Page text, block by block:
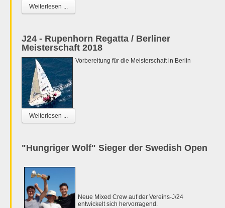
Weiterlesen ...
J24 - Rupenhorn Regatta / Berliner
Meisterschaft 2018
Vorbereitung für die Meisterschaft in Berlin
Weiterlesen ...
"Hungriger Wolf" Sieger der Swedish Open
Neue Mixed Crew auf der Vereins-J/24
entwickelt sich hervorragend.